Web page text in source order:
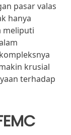
pasar valas
hanya
meliputi
krusial
terhadap